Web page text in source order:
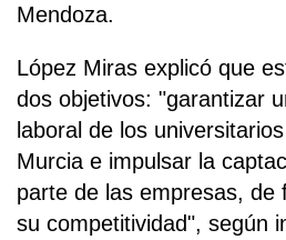
Mendoza.
López Miras explicó que
dos objetivos: "garantizar
laboral de los
Murcia e impulsar la
parte de las empresas, de
su competitividad", según